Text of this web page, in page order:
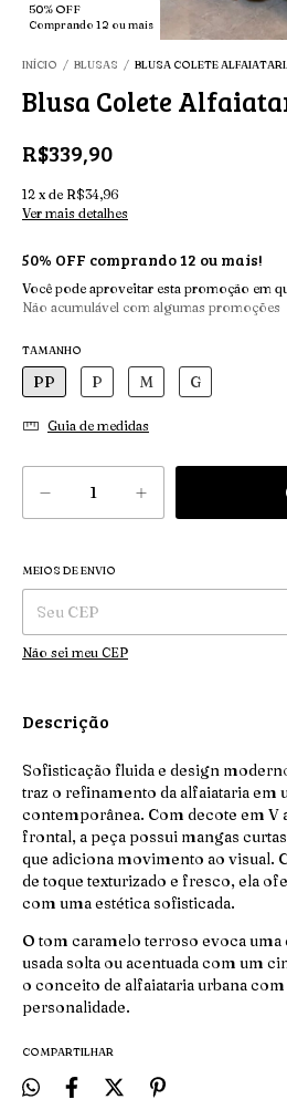
50% OFF
Comprando 12 ou mais
INÍCIO / BLUSAS / BLUSA COLETE
Blusa Colete
R$339,90
12 x de R$34,96
Ver mais detalhes
50% OFF comprando 12 ou mais!
Você pode aproveitar esta promoção em
Não acumulável com algumas promoções
TAMANHO
PP P M G
Guia de medidas
Entregas para o CEP:
MEIOS DE ENVIO
Não sei meu CEP
Descrição
Sofisticação fluida e design
traz o refinamento da alfaiataria em
contemporânea. Com decote em V
frontal, a peça possui mangas
que adiciona movimento ao visual.
de toque texturizado e fresco, ela
com uma estética sofisticada.
​O tom caramelo terroso evoca uma
usada solta ou acentuada com um
o conceito de alfaiataria urbana
personalidade.
COMPARTILHAR